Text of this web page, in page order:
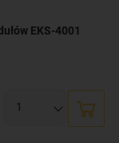
EKS-4001